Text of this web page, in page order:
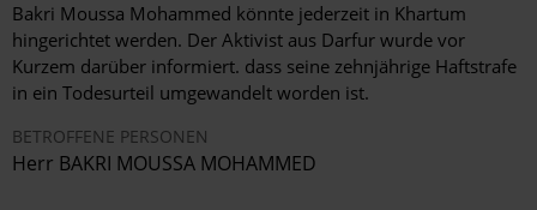
Bakri Moussa Mohammed könnte jederzeit in Khartum
hingerichtet werden. Der Aktivist aus Darfur wurde vor
Kurzem darüber informiert. dass seine zehnjährige Haftstrafe
in ein Todesurteil umgewandelt worden ist.
BETROFFENE PERSONEN
Herr BAKRI MOUSSA MOHAMMED